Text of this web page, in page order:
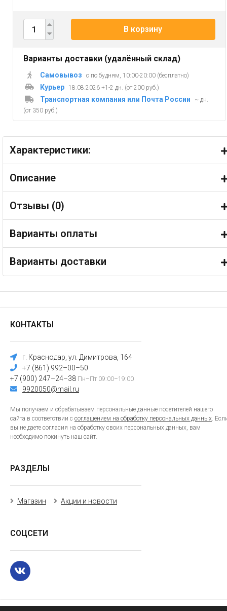
В корзину
Варианты доставки (удалённый склад)
Самовывоз с по будням, 10:00-20:00 (бесплатно)
Курьер 18.08.2026 +1-2 дн. (от 200 руб.)
Транспортная компания или Почта России
~ дн.
(от 350 руб.)
Характеристики:
Описание
Отзывы (0)
Варианты оплаты
Варианты доставки
КОНТАКТЫ
г. Краснодар, ул. Димитрова, 164
+7 (861) 992–00–50
+7 (900) 247–24–38 Пн–Пт 09:00–19:00
9920050@mail.ru
Мы получаем и обрабатываем персональные данные посетителей нашего
сайта в соответствии с соглашением на обработку персональных данных.
вы не даете согласия на обработку своих персональных данных, вам
необходимо покинуть наш сайт.
РАЗДЕЛЫ
Магазин Акции и новости
СОЦСЕТИ